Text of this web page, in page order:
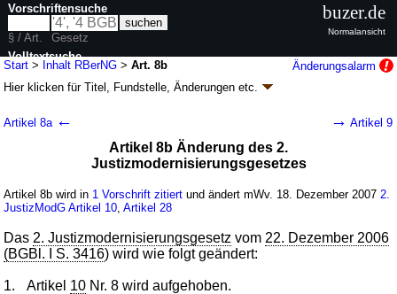
Start > Inhalt RBerNG >Art. 8b
Änderungsalarm
Hier klicken fürTitel, Fundstelle, Änderungen etc.
Rechtsberatungsrechts (RBerNG
BGBl. I S. 2840 ( Nr. 63 ); zuletzt geändert durch
G. v. 12.06.2008BGBl. I S. 1000
45 Änderungen | Drucksachen / Entwurf / Begründung |
wird in 51 Vorschriften zitiert
Artikel 8a ← → Artikel 9
Artikel 8b Änderung des 2.
Justizmodernisierungsgesetzes
Artikel 8b wird in 1 Vorschrift zitiert und ändert mWv. 18. Dezember 2007 2.
JustizModG Artikel 10 ,Artikel 28
Das 2. Justizmodernisierungsgesetz vom 22. Dezember 2006
(BGBl. I S. 3416) wird wie folgt geändert:
1. Artikel 10 Nr. 8 wird aufgehoben.
Vorschriftensuche
§ / Art.
Gesetz
Volltextsuche
nur in RBerNG
buzer.de
Normalansicht